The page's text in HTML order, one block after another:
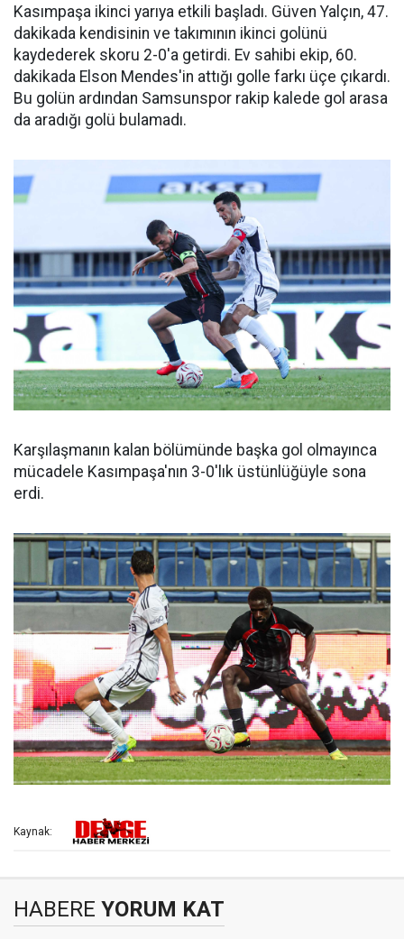
Kasımpaşa ikinci yarıya etkili başladı. Güven Yalçın, 47.
dakikada kendisinin ve takımının ikinci golünü
kaydederek skoru 2-0'a getirdi. Ev sahibi ekip, 60.
dakikada Elson Mendes'in attığı golle farkı üçe çıkardı.
Bu golün ardından Samsunspor rakip kalede gol arasa
da aradığı golü bulamadı.
Karşılaşmanın kalan bölümünde başka gol olmayınca
mücadele Kasımpaşa'nın 3-0'lık üstünlüğüyle sona
erdi.
Kaynak:
HABERE YORUM KAT